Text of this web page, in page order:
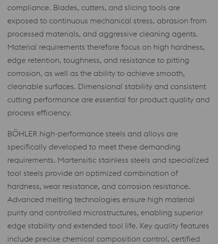
compliance. Blades, cutters, and slicing tools are
exposed to continuous mechanical stress, abrasion from
processed materials, and aggressive cleaning agents.
Material requirements therefore focus on high hardness,
edge retention, toughness, and resistance to pitting
corrosion, as well as the ability to achieve smooth,
cleanable surfaces. Dimensional stability and consistent
cutting performance are essential for product quality and
process efficiency.
BÖHLER high-performance steels and alloys are
specifically developed to meet these demanding
requirements. Martensitic stainless steels and specialized
tool steels provide an optimized combination of
hardness, wear resistance, and corrosion resistance.
Advanced melting technologies ensure high material
purity and controlled microstructures, enabling superior
edge stability and extended tool life. Key quality features
include precise chemical composition control, certified